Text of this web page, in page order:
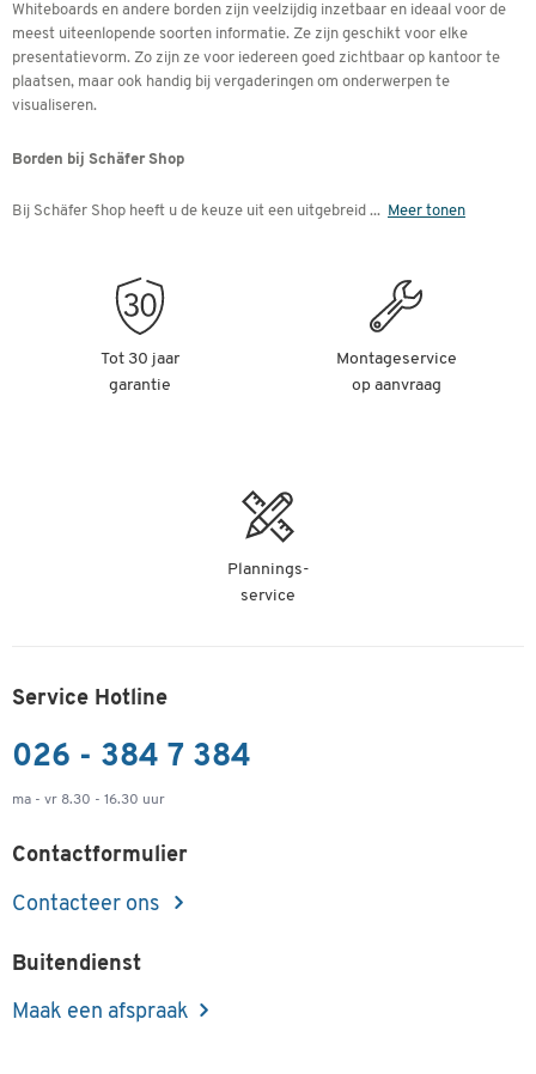
Whiteboards en andere borden zijn veelzijdig inzetbaar en ideaal voor de
meest uiteenlopende soorten informatie. Ze zijn geschikt voor elke
presentatievorm. Zo zijn ze voor iedereen goed zichtbaar op kantoor te
plaatsen, maar ook handig bij vergaderingen om onderwerpen te
visualiseren.
Borden bij Schäfer Shop
Bij Schäfer Shop heeft u de keuze uit een uitgebreid ... Meer tonen
Tot 30 jaar
garantie
Montageservice
op aanvraag
Plannings-
service
Service Hotline
026 - 384 7 384
ma - vr 8.30 - 16.30 uur
Contactformulier
Contacteer ons
Buitendienst
Maak een afspraak